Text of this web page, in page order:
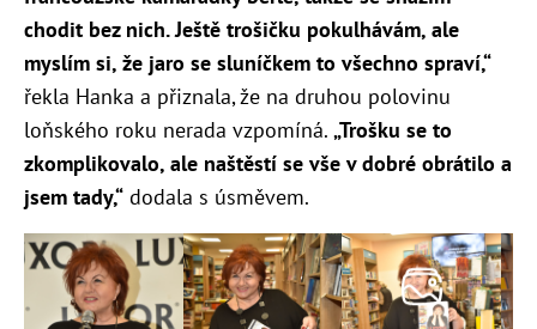
chodit bez nich. Ještě trošičku pokulhávám, ale
myslím si, že jaro se sluníčkem to všechno spraví,“
řekla Hanka a přiznala, že na druhou polovinu
loňského roku nerada vzpomíná. „Trošku se to
zkomplikovalo, ale naštěstí se vše v dobré obrátilo a
jsem tady,“ dodala s úsměvem.